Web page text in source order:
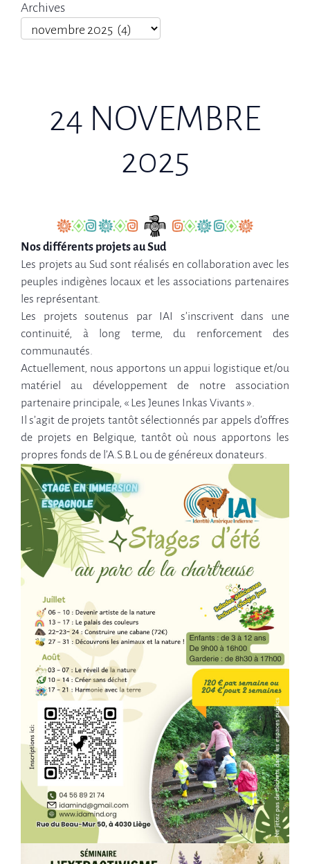
Archives
24 NOVEMBRE
2025
Nos différents projets au Sud
Les projets au Sud sont réalisés en collaboration avec les
peuples indigènes locaux et les associations partenaires
les représentant.
Les projets soutenus par IAI s’inscrivent dans une
continuité, à long terme, du renforcement des
communautés.
Actuellement, nous apportons un appui logistique et/ou
matériel au développement de notre association
partenaire principale, « Les Jeunes Inkas Vivants ».
Il s’agit de projets tantôt sélectionnés par appels d’offres
de projets en Belgique, tantôt où nous apportons les
propres fonds de l’A.S.B.L ou de généreux donateurs.